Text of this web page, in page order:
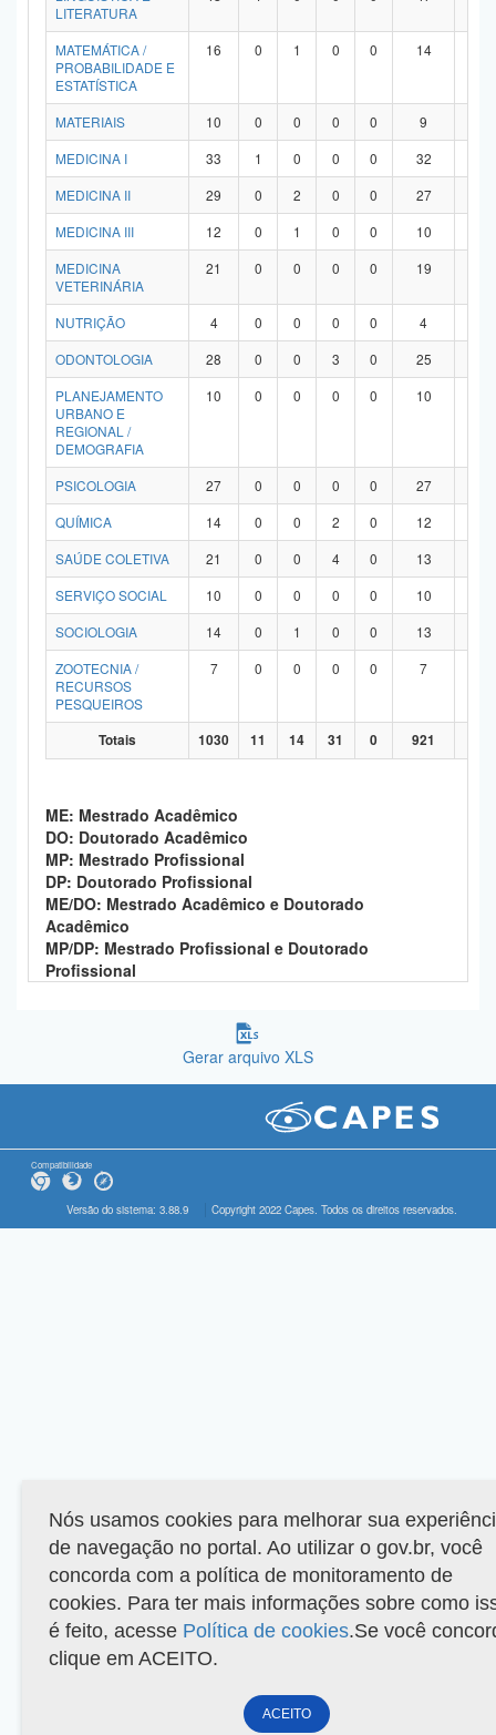
LITERATURA
MATEMÁTICA /
PROBABILIDADE E
ESTATÍSTICA
16 0 1 0 0 14
MATERIAIS 10 0 0 0 0 9
MEDICINA I
33 1 0 0 0 32
MEDICINA II
29 0 2 0 0 27
MEDICINA III
12 0 1 0 0 10
MEDICINA
VETERINÁRIA
21 0 0 0 0 19
NUTRIÇÃO 4 0 0 0 0 4
ODONTOLOGIA
28 0 0 3 0 25
PLANEJAMENTO
URBANO E
REGIONAL /
DEMOGRAFIA
10 0 0 0 0 10
PSICOLOGIA 27 0 0 0 0 27
QUÍMICA
14 0 0 2 0 12
SAÚDE COLETIVA
21 0 0 4 0 13
SERVIÇO SOCIAL
10 0 0 0 0 10
SOCIOLOGIA
14 0 1 0 0 13
ZOOTECNIA /
RECURSOS
PESQUEIROS
7 0 0 0 0 7
Totais 1030 11 14 31 0 921
ME: Mestrado Acadêmico
DO: Doutorado Acadêmico
MP: Mestrado Profissional
DP: Doutorado Profissional
ME/DO: Mestrado Acadêmico e Doutorado
Acadêmico
MP/DP: Mestrado Profissional e Doutorado
Profissional
Gerar arquivo XLS
Compatibilidade
Versão do sistema: 3.88.9 Copyright 2022 Capes. Todos os direitos reservados.
Nós usamos cookies para melhorar sua
de navegação no portal. Ao utilizar o gov.br, você
concorda com a política de monitoramento de
cookies. Para ter mais informações sobre como
é feito, acesse Política de cookies.Se você
clique em ACEITO.
ACEITO